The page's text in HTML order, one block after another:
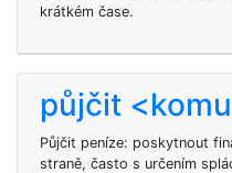
krátkém čase.
půjčit
Půjčit peníze: poskytnout
straně, často s určením